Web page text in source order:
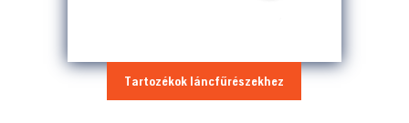
Tartozékok láncfűrészekhez